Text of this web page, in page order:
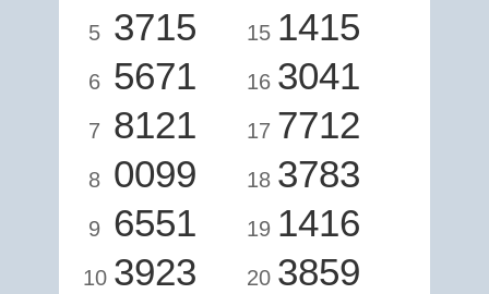
5 3715
6 5671
7 8121
8 0099
9 6551
10 3923
15 1415
16 3041
17 7712
18 3783
19 1416
20 3859